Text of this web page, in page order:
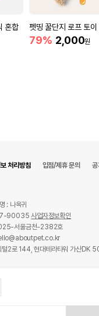
혼합
펫띵 꿀단지 로프 토이
79% 2,000원
처리방침 입점/제휴 문의 공
: 나옥귀
87-90035사업자정보확인
서울금천-2382호
털2로 144, 현대테라타워 가산DK